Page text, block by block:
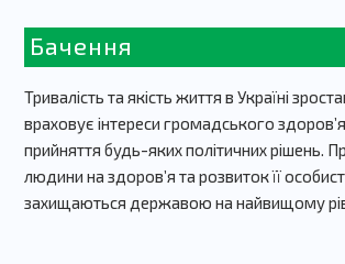
Бачення
Тривалість та якість життя в Україні
враховує інтереси громадського
прийняття будь-яких політичних рішень.
людини на здоров’я та розвиток її
захищаються державою на найвищому